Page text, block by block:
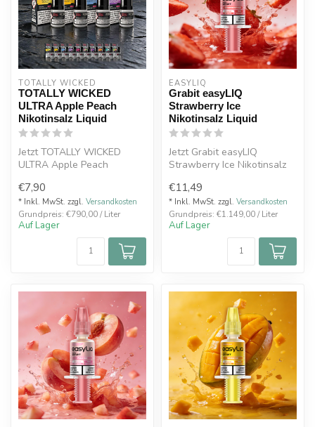
TOTALLY WICKED
TOTALLY WICKED
ULTRA Apple Peach
Nikotinsalz Liquid
Jetzt TOTALLY WICKED
ULTRA Apple Peach
20 mg kaufen....
€7,90
* Inkl. MwSt. zzgl. Versandkosten
Grundpreis: €790,00 / Liter
Auf Lager
EASYLIQ
Grabit easyLIQ
Strawberry Ice
Nikotinsalz Liquid
Jetzt Grabit easyLIQ
Strawberry Ice Nikotinsalz
kaufen. S...
€11,49
* Inkl. MwSt. zzgl. Versandkosten
Grundpreis: €1.149,00 / Liter
Auf Lager